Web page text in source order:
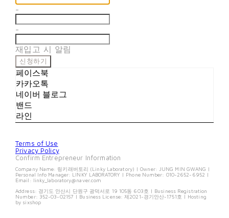
-
-
재입고 시 알림
신청하기
페이스북
카카오톡
네이버 블로그
밴드
라인
Terms of Use
Privacy Policy
Confirm Entrepreneur Information
Company Name: 링키래버토리 (Linky Laboratory) | Owner: JUNG MIN GWANG |
Personal Info Manager: LINKY LABORATORY | Phone Number: 010-2652-6952 |
Email: linky_laboratory@naver.com
Address: 경기도 안산시 단원구 광덕서로 19 105동 603호 | Business Registration
Number: 352-03-02157 | Business License:제2021-경기안산-1751호 | Hosting
by sixshop